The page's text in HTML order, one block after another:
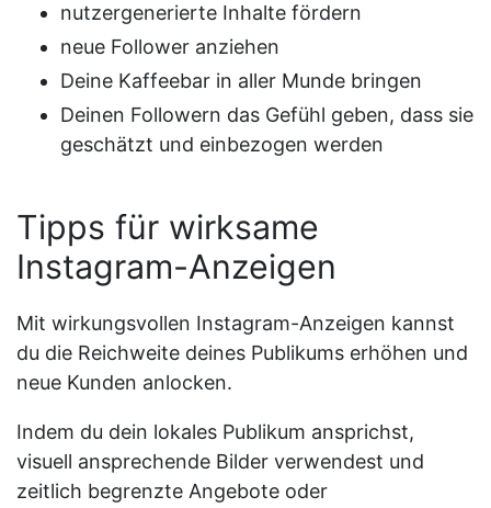
nutzergenerierte Inhalte fördern
neue Follower anziehen
Deine Kaffeebar in aller Munde bringen
Deinen Followern das Gefühl geben, dass sie
geschätzt und einbezogen werden
Tipps für wirksame
Instagram-Anzeigen
Mit wirkungsvollen Instagram-Anzeigen kannst
du die Reichweite deines Publikums erhöhen und
neue Kunden anlocken.
Indem du dein lokales Publikum ansprichst,
visuell ansprechende Bilder verwendest und
zeitlich begrenzte Angebote oder